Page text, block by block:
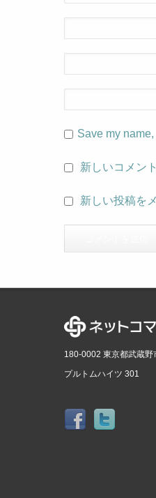
Save my
新しいコメン
新しい投稿を
180-0002 東京都武蔵
プルトムハイツ 301